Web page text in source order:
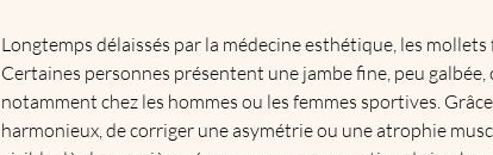
Longtemps délaissés par la médecine esthétique, les
Certaines personnes présentent une jambe fine, peu
notamment chez les hommes ou les femmes sportives.
harmonieux, de corriger une asymétrie ou une atrophie